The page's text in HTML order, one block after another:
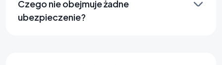
Czego nie obejmuje żadne
ubezpieczenie?